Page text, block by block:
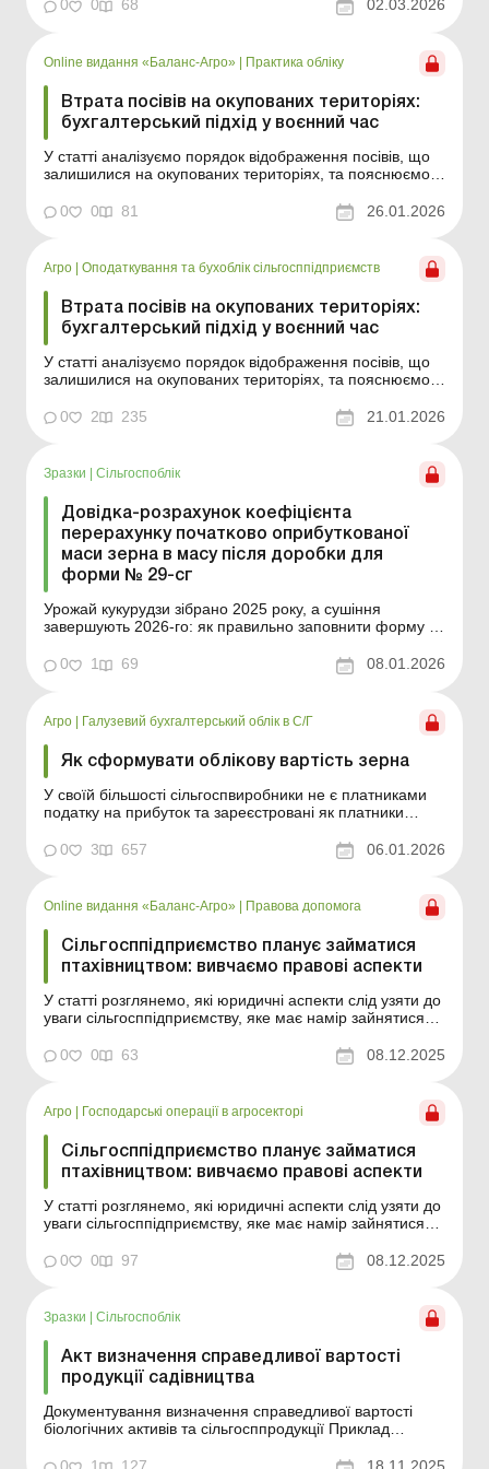
0 0 68 02.03.2026
Online видання «Баланс-Агро» | Практика обліку
Втрата посівів на окупованих територіях:
бухгалтерський підхід у воєнний час
У статті аналізуємо порядок відображення посівів, що
залишилися на окупованих територіях, та пояснюємо,
фінзвітності. Баланс-Агро № 4 від 27 січня 2026 року
Деякі сільгосппідприємства в умовах воєнного стану
0 0 81 26.01.2026
Агро Оподаткування та бухоблік сільгосппідприємств
Втрата посівів на окупованих територіях:
бухгалтерський підхід у воєнний час
У статті аналізуємо порядок відображення посівів, що
залишилися на окупованих територіях, та пояснюємо,
фінзвітності. Деякі сільгосппідприємства в умовах
воєнного стану стикаються з такими складними
0 2 235 21.01.2026
Зразки Сільгоспоблік
Довідка-розрахунок коефіцієнта
перерахунку початково оприбуткованої
маси зерна в масу після доробки для
форми № 29-сг
Урожай кукурудзи зібрано 2025 року, а сушіння
завершують 2026-го: як правильно заповнити форму №
0
1 69 08.01.2026
Агро | Галузевий бухгалтерський облік в С/Г
Як сформувати облікову вартість зерна
У своїй більшості сільгоспвиробники не є платниками
податку на прибуток та зареєстровані як платники
погляд, їх не дуже обходить бухгалтерська собівартість
(надалі вона є складовою витрат періоду і на суму
0 3 657 06.01.2026
Online видання «Баланс-Агро» | Правова допомога
Сільгосппідприємство планує займатися
птахівництвом: вивчаємо правові аспекти
У статті розглянемо, які юридичні аспекти слід узяти до
уваги сільгосппідприємству, яке має намір зайнятися
року Ситуація. Сільгосппідприємство планує провадити
новий вид діяльності – птахівництво. Раніше воно
0 0 63 08.12.2025
Агро Господарські операції в агросекторі
Сільгосппідприємство планує займатися
птахівництвом: вивчаємо правові аспекти
У статті розглянемо, які юридичні аспекти слід узяти до
уваги сільгосппідприємству, яке має намір зайнятися
провадити новий вид діяльності – птахівництво. Раніше
воно займалося виключно вирощуванням
0 0 97 08.12.2025
Зразки Сільгоспоблік
Акт визначення справедливої вартості
продукції садівництва
Документування визначення справедливої вартості
біологічних активів та сільгосппродукції Приклад
про створення постійно діючої комісії з визначення